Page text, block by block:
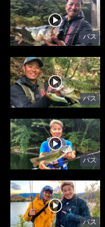
バス
バス
バス
バス